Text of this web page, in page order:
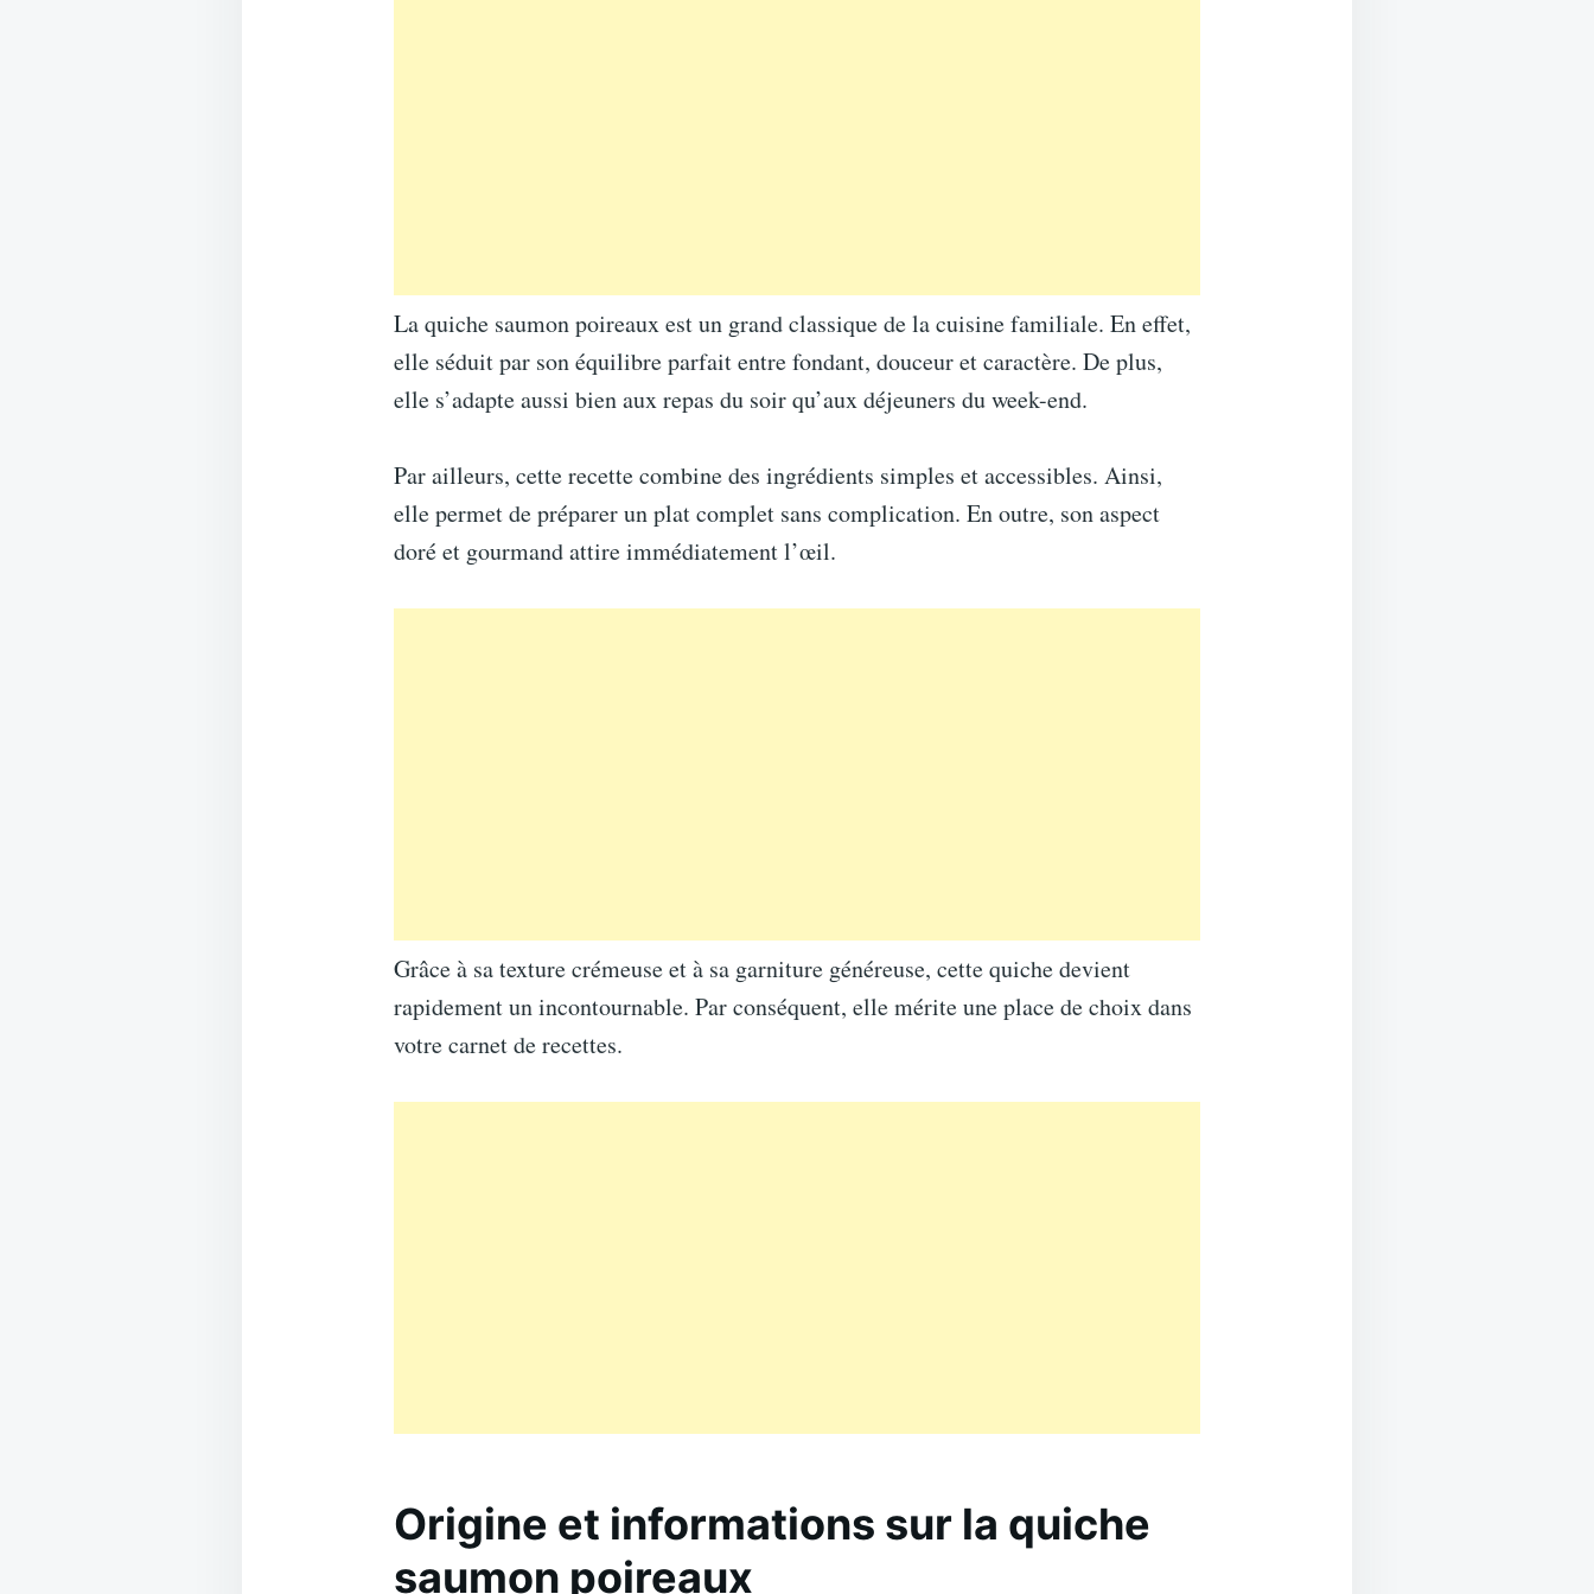
La quiche saumon poireaux est un grand classique de la cuisine familiale. En effet,
elle séduit par son équilibre parfait entre fondant, douceur et caractère. De plus,
elle s’adapte aussi bien aux repas du soir qu’aux déjeuners du week-end.
Par ailleurs, cette recette combine des ingrédients simples et accessibles. Ainsi,
elle permet de préparer un plat complet sans complication. En outre, son aspect
doré et gourmand attire immédiatement l’œil.
Grâce à sa texture crémeuse et à sa garniture généreuse, cette quiche devient
rapidement un incontournable. Par conséquent, elle mérite une place de choix dans
votre carnet de recettes.
Origine et informations sur la quiche
saumon poireaux